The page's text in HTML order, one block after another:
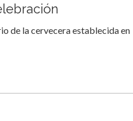
de la cervecera establecida en